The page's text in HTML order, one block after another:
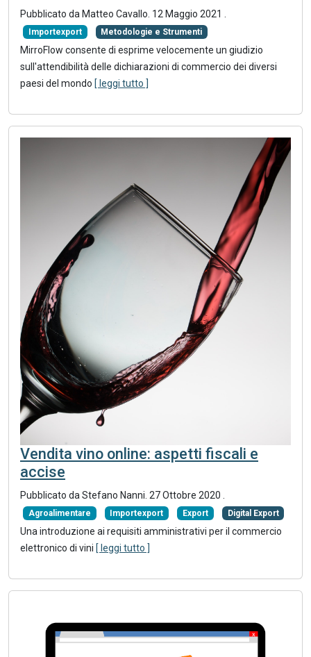
Pubblicato da Matteo Cavallo. 12 Maggio 2021
Importexport Metodologie e Strumenti
MirroFlow consente di esprime velocemente un giudizio
sull'attendibilità delle dichiarazioni di commercio dei diversi
paesi del mondo [ leggi tutto ]
Vendita vino online: aspetti fiscali e
accise
Pubblicato da Stefano Nanni. 27 Ottobre 2020
Agroalimentare Importexport Export Digital Export
Una introduzione ai requisiti amministrativi per il commercio
elettronico di vini [ leggi tutto ]